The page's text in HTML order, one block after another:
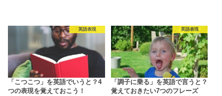
英語表現
「こつこつ」を英語でいうと？4
つの表現を覚えておこう！
英語表現
「調子に乗る」を英語で言うと？
覚えておきたい7つのフレーズ